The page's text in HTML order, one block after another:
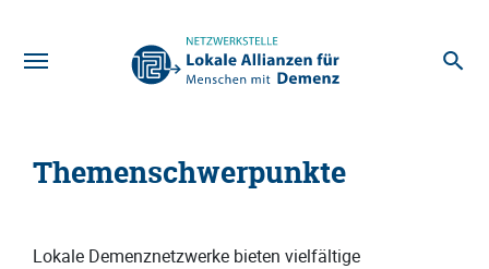
Themenschwerpunkte
Lokale Demenznetzwerke bieten vielfältige